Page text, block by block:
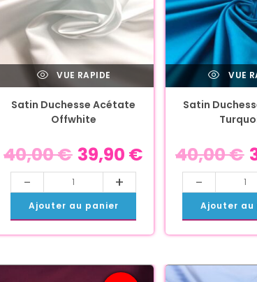
VUE RAPIDE
Satin Duchesse Acétate
Offwhite
40,00€ 39,90 €
- +
Ajouter au panier
VUE
Satin
40,00€
-
Ajouter au